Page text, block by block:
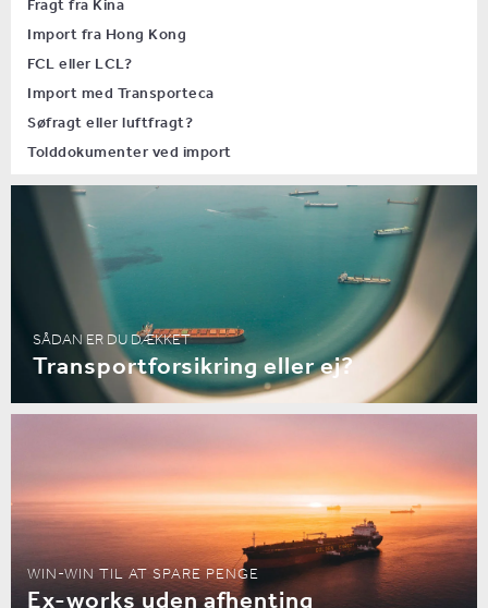
Import fra Hong Kong
FCL eller LCL?
Import med Transporteca
Søfragt eller luftfragt?
Tolddokumenter ved import
SÅDAN ER DU DÆKKET
Transportforsikring eller ej?
WIN-WIN TIL AT SPARE PENGE